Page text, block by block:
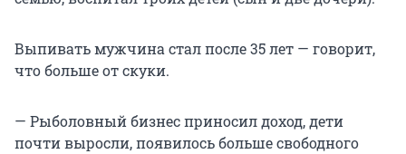
Выпивать мужчина стал после 35 лет — говорит,
что больше от скуки.
— Рыболовный бизнес приносил доход, дети
почти выросли, появилось больше свободного